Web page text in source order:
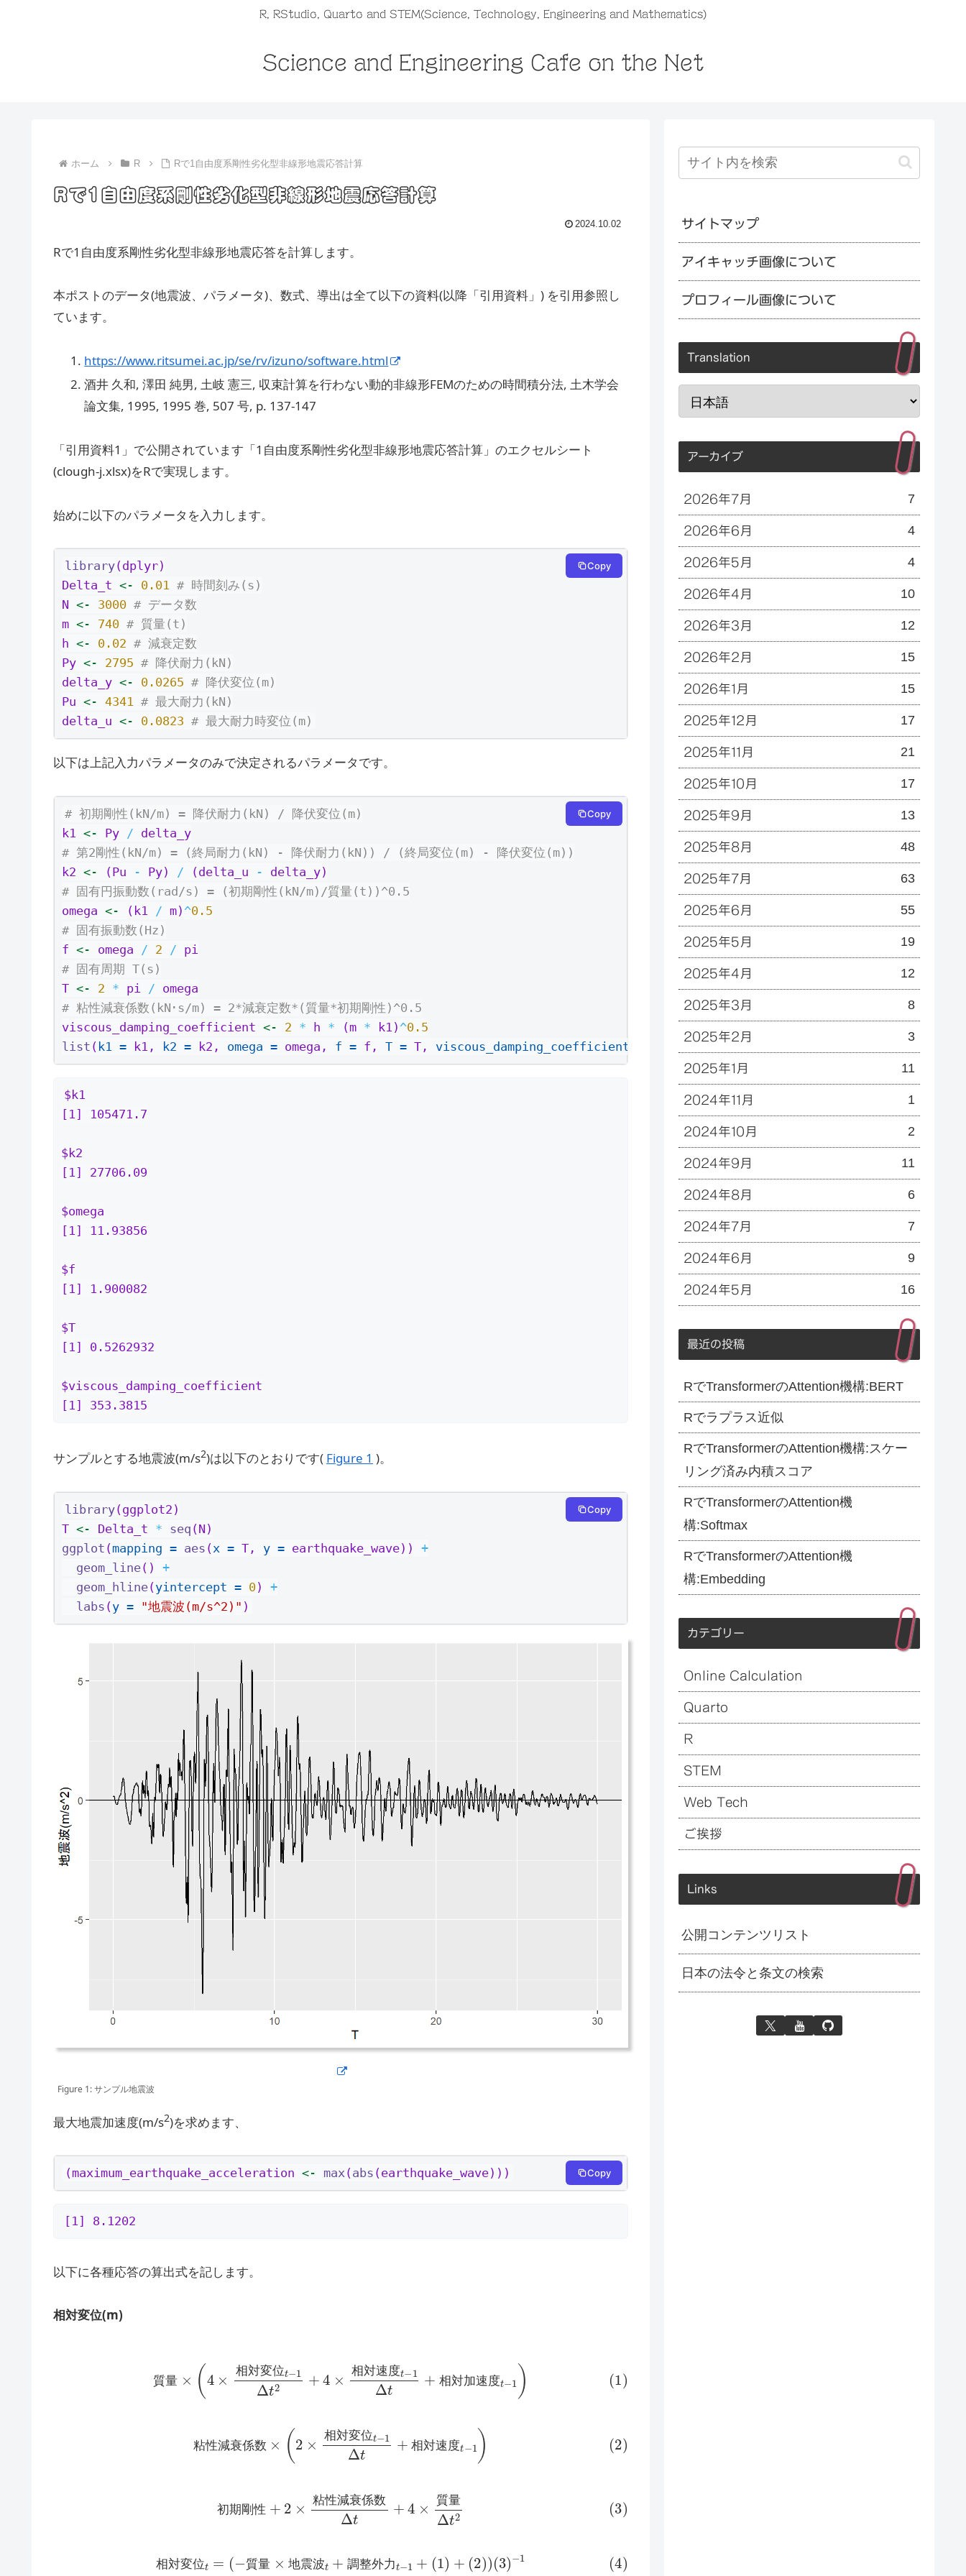
R, RStudio, Quarto and STEM(Science, Technology, Engineering and Mathematics)
Science and Engineering Cafe on the Net
ホーム R Rで1自由度系剛性劣化型非線形地震応答計算
Rで1自由度系剛性劣化型非線形地震応答計算
2024.10.02
Rで1自由度系剛性劣化型非線形地震応答を計算します。
本ポストのデータ(地震波、パラメータ)、数式、導出は全て以下の資料(以降「引用資料」) を引用参照し
ています。
https://www.ritsumei.ac.jp/se/rv/izuno/software.html
酒井 久和, 澤田 純男, 土岐 憲三, 収束計算を行わない動的非線形FEMのための時間積分法, 土木学会
論文集, 1995, 1995 巻, 507 号, p. 137-147
「引用資料1」で公開されています「1自由度系剛性劣化型非線形地震応答計算」のエクセルシート
(clough-j.xlsx)をRで実現します。
始めに以下のパラメータを入力します。
library(dplyr)
Delta_t <- 0.01 # 時間刻み(s)
N <- 3000 # データ数
m <- 740 # 質量(t)
h <- 0.02 # 減衰定数
Py <- 2795 # 降伏耐力(kN)
delta_y <- 0.0265 # 降伏変位(m)
Pu <- 4341 # 最大耐力(kN)
delta_u <- 0.0823 # 最大耐力時変位(m)
Copy
以下は上記入力パラメータのみで決定されるパラメータです。
# 初期剛性(kN/m) = 降伏耐力(kN) / 降伏変位(m)
k1 <- Py / delta_y
# 第2剛性(kN/m) = (終局耐力(kN) - 降伏耐力(kN)) / (終局変位(m) - 降伏変位(m))
k2 <- (Pu - Py) / (delta_u - delta_y)
# 固有円振動数(rad/s) = (初期剛性(kN/m)/質量(t))^0.5
omega <- (k1 / m) ^0.5
# 固有振動数(Hz)
f <- omega / 2 / pi
# 固有周期 T(s)
T <- 2 * pi / omega
# 粘性減衰係数(kN･s/m) = 2*減衰定数*(質量*初期剛性)^0.5
viscous_damping_coefficient <- 2 * h * (m * k1) ^0.5
list ( k1 = k1, k2 = k2, omega = omega, f = f, T = T, viscous_damping_coefficient = viscous_damping_coefficient)
Copy
$k1
[1] 105471.7
$k2
[1] 27706.09
$omega
[1] 11.93856
$f
[1] 1.900082
$T
[1] 0.5262932
$viscous_damping_coefficient
[1] 353.3815
サンプルとする地震波(m/s2)は以下のとおりです( Figure 1 )。
library(ggplot2)
T <- Delta_t * seq (N)
ggplot (mapping = aes (x = T, y = earthquake_wave)) +
geom_line() +
geom_hline(yintercept = 0) +
labs (y = "地震波(m/s^2)" )
Copy
Figure 1: サンプル地震波
最大地震加速度(m/s2)を求めます、
(maximum_earthquake_acceleration <- max(abs (earthquake_wave))) Copy
[1] 8.1202
以下に各種応答の算出式を記します。
相対変位(m)
質 量
相 対 変 位 相 対 速 度
相 対 加 速 度
× 対変位t− 相対速度 度t
粘 減 衰 係数
相 対 変 位
相 対 速 度
×(2 相対変位 度t
初 期 剛 性
粘 減衰 係 数 質 量
粘性減衰係数 質量
相 対 変 位 質 量 地 震 波 調 整 外 力
(4)相対変 t −質 ×地震 波 +調整 外 − 1+( 1 +(2))(3)−1
サイトマップ
アイキャッチ画像について
プロフィール画像について
Translation
アーカイブ
2026年7月 7
2026年6月 4
2026年5月 4
2026年4月 10
2026年3月 12
2026年2月 15
2026年1月 15
2025年12月 17
2025年11月 21
2025年10月 17
2025年9月 13
2025年8月 48
2025年7月 63
2025年6月 55
2025年5月 19
2025年4月 12
2025年3月 8
2025年2月 3
2025年1月 11
2024年11月 1
2024年10月 2
2024年9月 11
2024年8月 6
2024年7月 7
2024年6月 9
2024年5月 16
最近の投稿
RでTransformerのAttention機構:BERT
Rでラプラス近似
RでTransformerのAttention機構:スケー
リング済み内積スコア
RでTransformerのAttention機
構:Softmax
RでTransformerのAttention機
構:Embedding
カテゴリー
Online Calculation
Quarto
R
STEM
Web Tech
ご挨拶
Links
公開コンテンツリスト
日本の法令と条文の検索